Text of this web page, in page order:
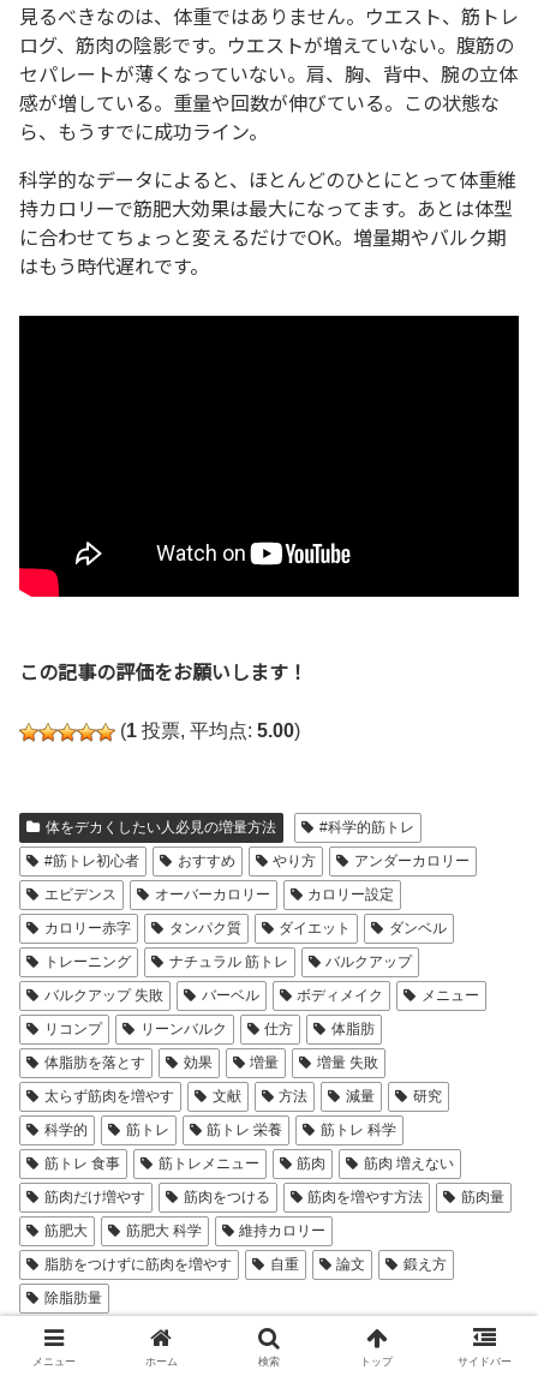
見るべきなのは、体重ではありません。ウエスト、筋トレ
ログ、筋肉の陰影です。ウエストが増えていない。腹筋の
セパレートが薄くなっていない。肩、胸、背中、腕の立体
感が増している。重量や回数が伸びている。この状態な
ら、もうすでに成功ライン。
科学的なデータによると、ほとんどのひとにとって体重維
持カロリーで筋肥大効果は最大になってます。あとは体型
に合わせてちょっと変えるだけでOK。増量期やバルク期
はもう時代遅れです。
この記事の評価をお願いします！
(1 投票, 平均点: 5.00)
体をデカくしたい人必見の増量方法
#科学的筋トレ
#筋トレ初心者
おすすめ やり方
アンダーカロリー
エビデンス
オーバーカロリー
カロリー設定
カロリー赤字
タンパク質 ダイエット
ダンベル
トレーニング
ナチュラル 筋トレ
バルクアップ
バルクアップ 失敗
バーベル ボディメイク
メニュー
リコンプ
リーンバルク 仕方
体脂肪
体脂肪を落とす
効果 増量
増量 失敗
太らず筋肉を増やす
文献 方法 減量
研究
科学的
筋トレ 筋トレ 栄養
筋トレ 科学
筋トレ 食事
筋トレメニュー 筋肉
筋肉 増えない
筋肉だけ増やす
筋肉をつける 筋肉を増やす方法
筋肉量
筋肥大
筋肥大 科学
維持カロリー
脂肪をつけずに筋肉を増やす
自重 論文
鍛え方
除脂肪量
メニュー ホーム 検索 トップ サイドバー